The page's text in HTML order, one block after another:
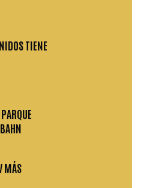
TIENE
MÁS